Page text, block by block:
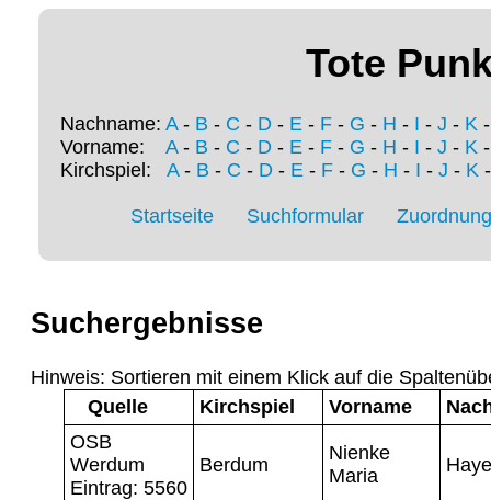
Tote
Nachname: A- B - C - D - E - F - G - H - I - J - K
Vorname: A- B - C - D - E - F - G - H - I - J - K
Kirchspiel: A- B - C - D- E- F- G - H - I - J - K
Startseite Suchformular
Suchergebnisse
Hinweis: Sortieren mit einem Klick auf die
Quelle
Kirchspiel Vorname
OSB
Werdum
Eintrag: 5560
Berdum
Nienke
Maria